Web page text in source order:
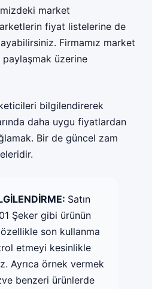
market
fiyat listelerine de
Firmamız market
paylaşmak üzerine
bilgilendirerek
daha uygu fiyatlardan
Bir de güncel zam
Satın
Şeker gibi ürünün
özellikle son kullanma
etmeyi kesinlikle
Ayrıca örnek vermek
benzeri ürünlerde